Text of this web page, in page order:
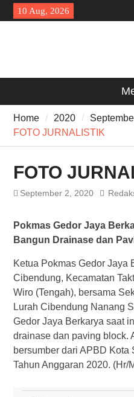
Skip
to
10 Aug, 2026
Home 2020
FOTO JURNALISTIK
FOTO
September 2, 2020
Pokmas Gedor Jaya
Bangun Drainase dan
Ketua Pokmas Gedor Jaya
Cibendung, Kecamatan
Wiro (Tengah), bersama
Lurah Cibendung Nanang
Gedor Jaya Berkarya saat
drainase dan paving block.
bersumber dari APBD Kota
Tahun Anggaran 2020. (Hr/